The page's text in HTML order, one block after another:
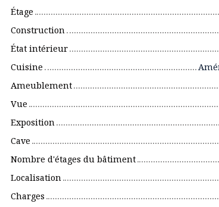
Étage
Construction
État intérieur
Cuisine
Ameublement
Vue
Exposition
Cave
Nombre d'étages du bâtiment
Localisation
Charges